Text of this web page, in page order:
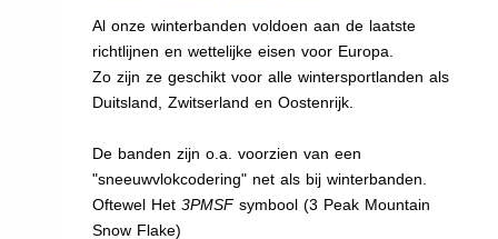
Al onze winterbanden voldoen aan de laatste
richtlijnen en wettelijke eisen voor Europa.
Zo zijn ze geschikt voor alle wintersportlanden als
Duitsland, Zwitserland en Oostenrijk.
De banden zijn o.a. voorzien van een
"sneeuwvlokcodering" net als bij winterbanden.
Oftewel Het3PMSFsymbool (3 Peak Mountain
Snow Flake)